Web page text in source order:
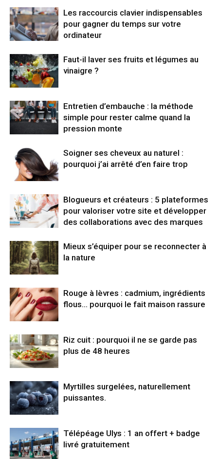
Les raccourcis clavier indispensables
pour gagner du temps sur votre
ordinateur
Faut-il laver ses fruits et légumes au
vinaigre ?
Entretien d’embauche : la méthode
simple pour rester calme quand la
pression monte
Soigner ses cheveux au naturel :
pourquoi j’ai arrêté d’en faire trop
Blogueurs et créateurs : 5 plateformes
pour valoriser votre site et développer
des collaborations avec des marques
Mieux s’équiper pour se reconnecter à
la nature
Rouge à lèvres : cadmium, ingrédients
flous… pourquoi le fait maison rassure
Riz cuit : pourquoi il ne se garde pas
plus de 48 heures
Myrtilles surgelées, naturellement
puissantes.
Télépéage Ulys : 1 an offert + badge
livré gratuitement